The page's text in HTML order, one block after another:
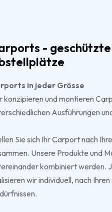
-
in jeder Grösse
konzipieren und montieren
Ausführungen
Sie sich Ihr Carport nach
Unsere Produkte und
kombiniert werden.
wir individuell, nach